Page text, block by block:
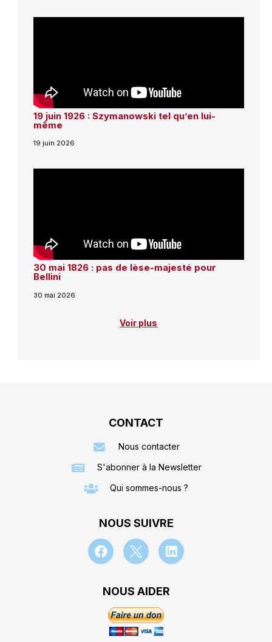
19 juin 1926 : Szymanowski tel qu’en lui-
même
19 juin 2026
30 mai 1826 : pas de lèse-majesté pour
Bellini
30 mai 2026
Voir plus
CONTACT
Nous contacter
S'abonner à la Newsletter
Qui sommes-nous ?
NOUS SUIVRE
NOUS AIDER